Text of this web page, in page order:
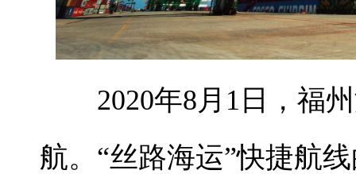
2020年8月1日，福
航。“丝路海运”快捷航